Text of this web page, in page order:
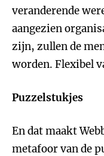
veranderende
aangezien
zijn, zullen de
worden. Flexibel
Puzzelstukjes
En dat maakt
metafoor van de